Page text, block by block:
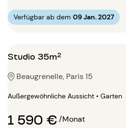
Verfügbar ab dem 09 Jan. 2027
Studio 35m²
Beaugrenelle, Paris 15
Außergewöhnliche Aussicht • Garten
1 590 €/Monat